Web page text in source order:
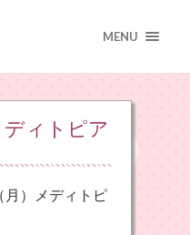
MENU
ィトピア
月）メディトピ